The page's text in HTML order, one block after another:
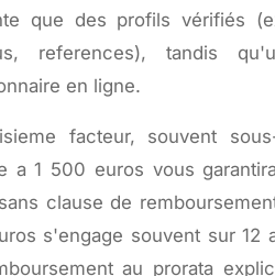
que des profils vérifiés
references), tandis
en ligne.
facteur, souvent
a 1 500 euros vous
clause de
s'engage souvent sur 12
au prorata